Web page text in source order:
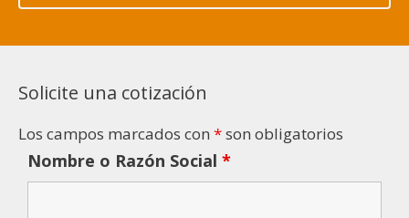
Solicite una cotización
Los campos marcados con *son obligatorios
Nombre o Razón Social *